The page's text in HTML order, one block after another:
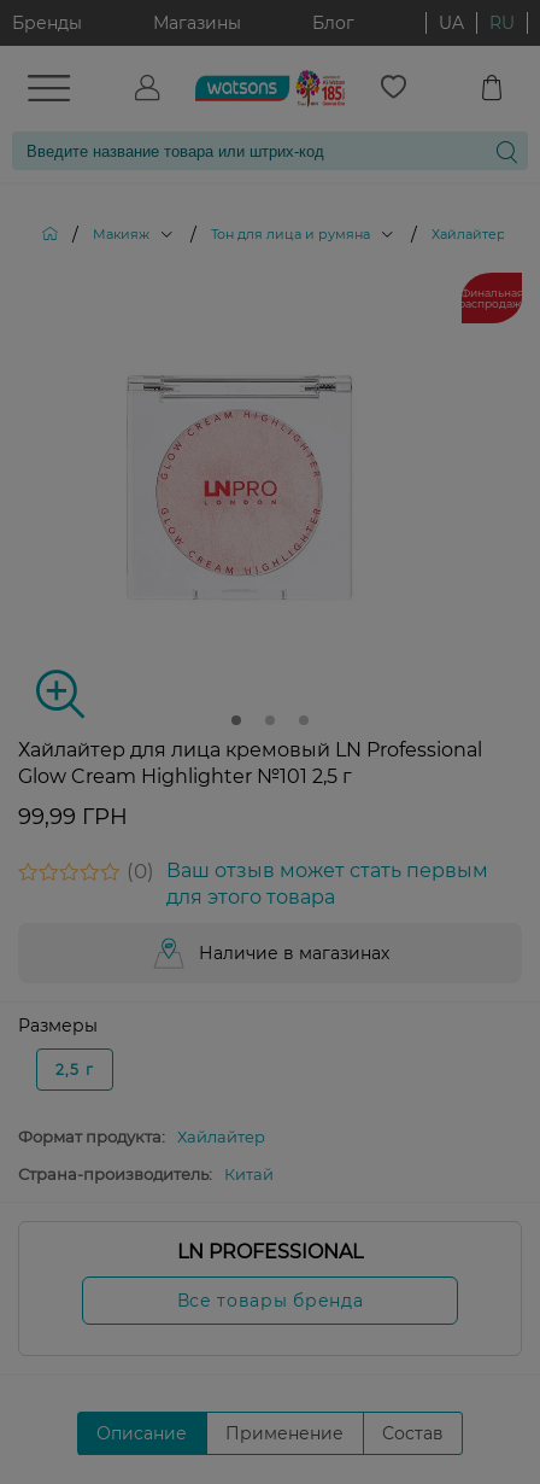
Бренды Магазины Блог UA RU
/ Макияж / Тон для лица и румяна / Хайлайтеры
Финальная
распродажа
Хайлайтер для лица кремовый LN Professional
Glow Cream Highlighter №101 2,5 г
99,99 ГРН
0
Ваш отзыв может стать первым
для этого товара
Наличие в магазинах
Размеры
2,5 г
Формат продукта:
Хайлайтер
Страна-производитель:
Китай
LN PROFESSIONAL
Все товары бренда
Описание Применение Состав